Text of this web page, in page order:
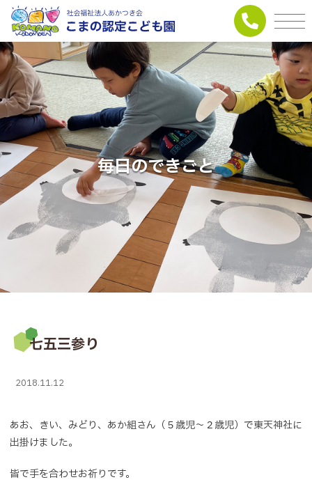
毎日のできごと
七五三参り
2018.11.12
あお、きい、みどり、あか組さん（５歳児～２歳児）で東天神社に
出掛けました。
皆で手を合わせお祈りです。